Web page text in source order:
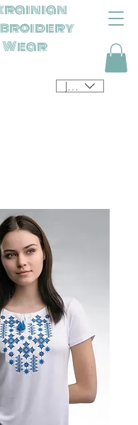
Wear
JPY (¥)